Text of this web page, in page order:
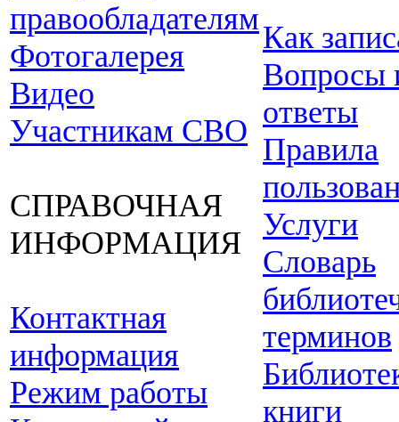
правообладателям
Фотогалерея
Видео
Участникам СВО
СПРАВОЧНАЯ
ИНФОРМАЦИЯ
Контактная
информация
Режим работы
Как
Вопросы
ответы
Правила
Услуги
Словарь
терминов
книги